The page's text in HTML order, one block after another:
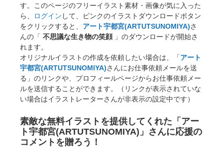
す。このページのフリーイラスト素材・画像が気に入った
ら、
ログイン して、ピンクのイラストダウンロードボタン
をクリックすると、 アート宇都宮(ARTUTSUNOMIYA)さ
んの「 不思議な生き物の笑顔」のダウンロードが開始さ
れます。
オリジナルイラストの作成を依頼したい場合は、「アート
宇都宮(ARTUTSUNOMIYA)さんにお仕事依頼メールを送
る」のリンクや、プロフィールページからお仕事依頼メー
ルを送信することができます。（リンクが表示されていな
い場合はイラストレーターさんが非表示の設定中です）
素敵な無料イラストを提供してくれた「アー
ト宇都宮(ARTUTSUNOMIYA)」さんに応援の
コメントを贈ろう！